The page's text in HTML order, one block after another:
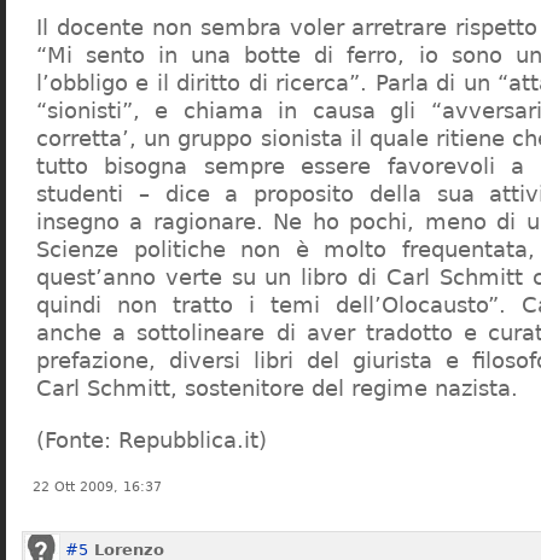
Il docente non sembra voler arretrare
“Mi sento in una botte di ferro, io sono
l’obbligo e il diritto di ricerca”. Parla di un
“sionisti”, e chiama in causa gli
corretta’, un gruppo sionista il quale ritiene
tutto bisogna sempre essere favorevoli a
studenti – dice a proposito della sua
insegno a ragionare. Ne ho pochi, meno di
Scienze politiche non è molto
quest’anno verte su un libro di Carl Schmitt
quindi non tratto i temi dell’Olocausto”.
anche a sottolineare di aver tradotto e
prefazione, diversi libri del giurista e
Carl Schmitt, sostenitore del regime nazista.
(Fonte: Repubblica.it)
22 Ott 2009, 16:37
#5 Lorenzo